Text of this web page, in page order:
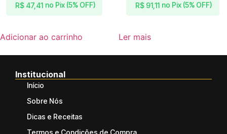
R$47,41 no Pix (5% OFF)
Adicionar ao carrinho
R$ 91,11 no Pix (5% OFF)
Ler mais
Institucional
Início
Sobre Nós
Dicas e Receitas